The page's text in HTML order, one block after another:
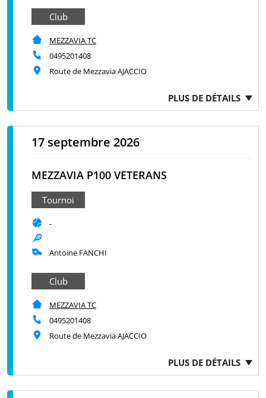
Club
MEZZAVIA TC
0495201408
Route de Mezzavia AJACCIO
PLUS DE DÉTAILS
17 septembre 2026
MEZZAVIA P100 VETERANS
Tournoi
-
Antoine FANCHI
Club
MEZZAVIA TC
0495201408
Route de Mezzavia AJACCIO
PLUS DE DÉTAILS